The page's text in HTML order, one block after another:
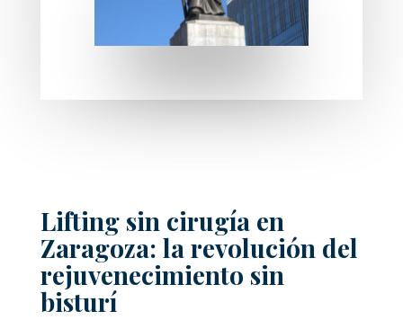
Lifting sin cirugía en
Zaragoza: la revolución del
rejuvenecimiento sin
bisturí